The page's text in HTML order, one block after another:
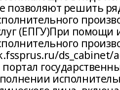
позволяют решить
(ЕПГУ)При
ds_cabinet/